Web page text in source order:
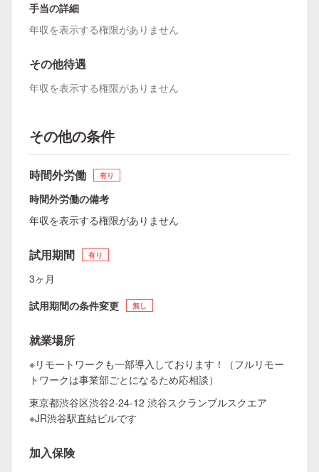
手当の詳細
年収を表示する権限がありません
その他待遇
年収を表示する権限がありません
その他の条件
時間外労働 有り
時間外労働の備考
年収を表示する権限がありません
試用期間 有り
3ヶ月
試用期間の条件変更
無し
就業場所
※リモートワークも一部導入しております！（フルリモー
トワークは事業部ごとになるため応相談）
東京都渋谷区渋谷2-24-12 渋谷スクランブルスクエア
※JR渋谷駅直結ビルです
加入保険